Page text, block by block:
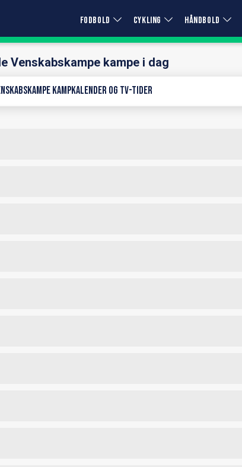
FODBOLD CYKLING HÅNDBOLD
Venskabskampe kampe i dag
kampkalender og TV-tider